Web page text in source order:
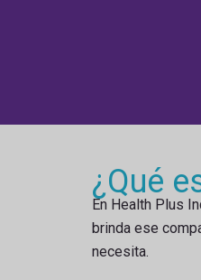
¿Qué
En Health Plus
brinda ese
necesita.